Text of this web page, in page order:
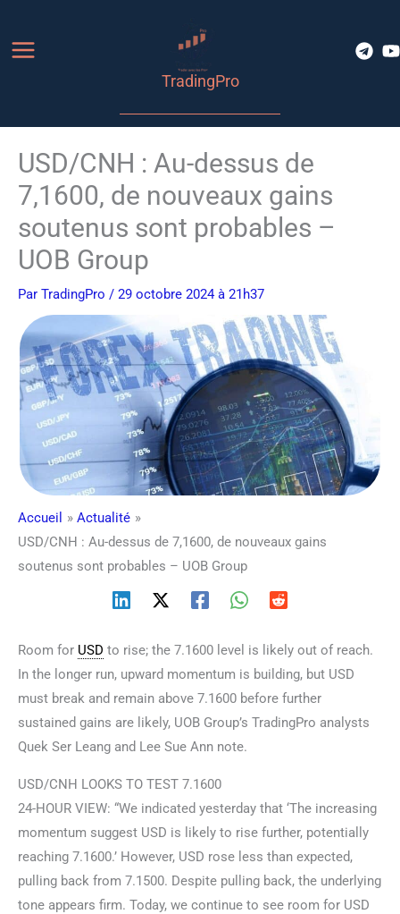
contenu
TradingPro
USD/CNH : Au-dessus de
7,1600, de nouveaux gains
soutenus sont probables –
UOB Group
Par TradingPro / 29 octobre 2024 à 21h37
Accueil
Actualité
USD/CNH : Au-dessus de 7,1600, de nouveaux gains
soutenus sont probables – UOB Group
Room for USD to rise; the 7.1600 level is likely out of reach.
In the longer run, upward momentum is building, but USD
must break and remain above 7.1600 before further
sustained gains are likely, UOB Group’s TradingPro analysts
Quek Ser Leang and Lee Sue Ann note.
USD/CNH LOOKS TO TEST 7.1600
24-HOUR VIEW: “We indicated yesterday that ‘The increasing
momentum suggest USD is likely to rise further, potentially
reaching 7.1600.’ However, USD rose less than expected,
pulling back from 7.1500. Despite pulling back, the underlying
tone appears firm. Today, we continue to see room for USD